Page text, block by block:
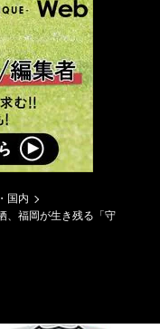
国内
、福岡が生き残る「守